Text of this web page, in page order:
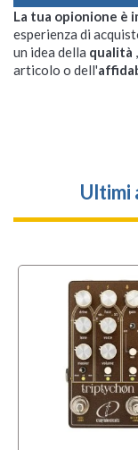
La tua opionione è
esperienza di
un idea della qualità
articolo o dell'
Ultimi